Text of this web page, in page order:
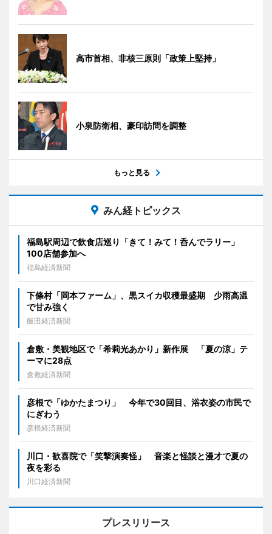
高市首相、非核三原則「政策上堅持」
小泉防衛相、豪印訪問を調整
もっと見る
みん経トピックス
福島駅周辺で飲食店巡り「きて！みて！呑んでラリー」
100店舗参加へ
福島経済新聞
下條村「岡本ファーム」、黒スイカ収穫最盛期 少雨高温
で甘み強く
飯田経済新聞
倉敷・美観地区で「希莉光あかり」新作展 「夏の涼」テ
ーマに28点
倉敷経済新聞
彦根で「ゆかたまつり」 今年で30回目、浴衣姿の市民で
にぎわう
彦根経済新聞
川口・歓喜院で「笑撃演奏怪」 音楽と怪談と漫才で夏の
夜を彩る
川口経済新聞
プレスリリース